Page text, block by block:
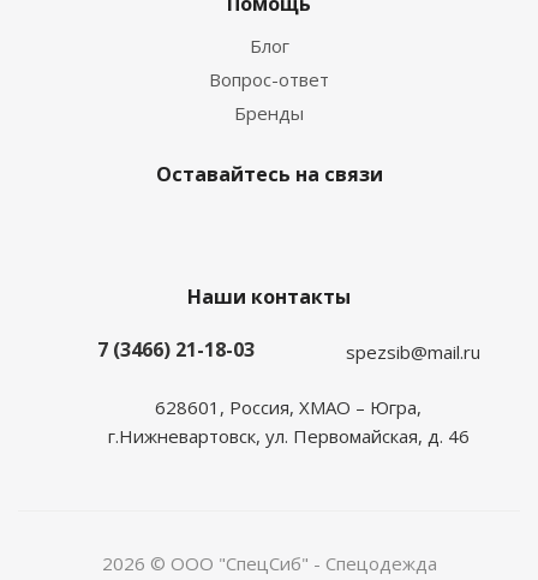
Блог
Вопрос-ответ
Бренды
Оставайтесь на связи
Наши контакты
7 (3466) 21-18-03
spezsib@mail.ru
628601, Россия, ХМАО – Югра,
г.Нижневартовск, ул. Первомайская, д. 46
2026 © ООО "СпецСиб" - Спецодежда